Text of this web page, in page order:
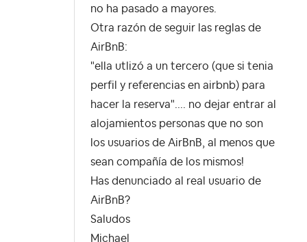
no ha pasado a mayores.
Otra razón de seguir las reglas de
AirBnB:
"ella utlizó a un tercero (que si tenia
perfil y referencias en airbnb) para
hacer la reserva".... no dejar entrar al
alojamientos personas que no son
los usuarios de AirBnB, al menos que
sean compañía de los mismos!
Has denunciado al real usuario de
AirBnB?
Saludos
Michael